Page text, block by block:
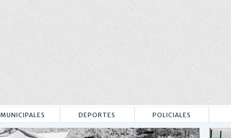
MUNICIPALES DEPORTES POLICIALES